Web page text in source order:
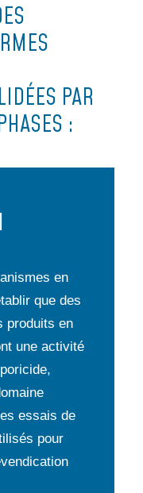
PAR
:
en
que des
produits en
une activité
essais de
pour